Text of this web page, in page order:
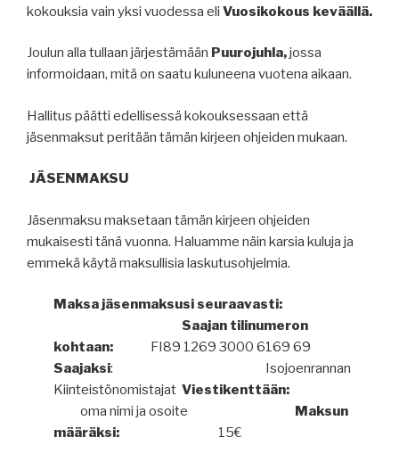
kokouksia vain yksi vuodessa eli Vuosikokous keväällä.
Joulun alla tullaan järjestämään Puurojuhla,jossa
informoidaan, mitä on saatu kuluneena vuotena aikaan.
Hallitus päätti edellisessä kokouksessaan että
jäsenmaksut peritään tämän kirjeen ohjeiden mukaan.
JÄSENMAKSU
Jäsenmaksu maksetaan tämän kirjeen ohjeiden
mukaisesti tänä vuonna. Haluamme näin karsia kuluja ja
emmekä käytä maksullisia laskutusohjelmia.
Maksa jäsenmaksusi seuraavasti:
Saajan tilinumeron
kohtaan: FI89 1269 3000 6169 69
Saajaksi: Isojoenrannan
Kiinteistönomistajat Viestikenttään:
oma nimi ja osoite Maksun
määräksi: 15€